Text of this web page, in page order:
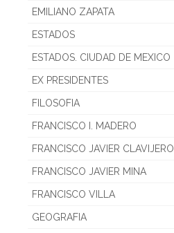
EMILIANO ZAPATA
ESTADOS
ESTADOS. CIUDAD DE MEXICO
EX PRESIDENTES
FILOSOFIA
FRANCISCO I. MADERO
FRANCISCO JAVIER CLAVIJERO
FRANCISCO JAVIER MINA
FRANCISCO VILLA
GEOGRAFIA